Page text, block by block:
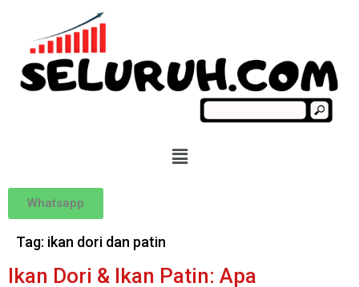
Whatsapp
Tag: ikan dori dan patin
Ikan Dori & Ikan Patin: Apa